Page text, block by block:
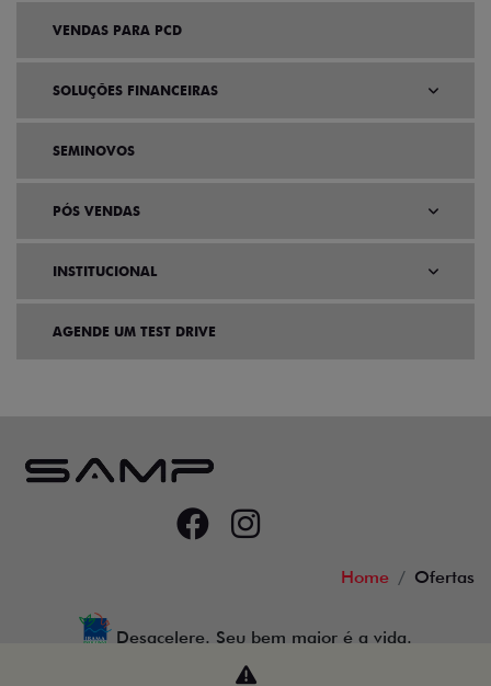
VENDAS PARA PCD
SOLUÇÕES FINANCEIRAS
SEMINOVOS
PÓS VENDAS
INSTITUCIONAL
AGENDE UM TEST DRIVE
Home Ofertas
Desacelere. Seu bem maior é a vida.